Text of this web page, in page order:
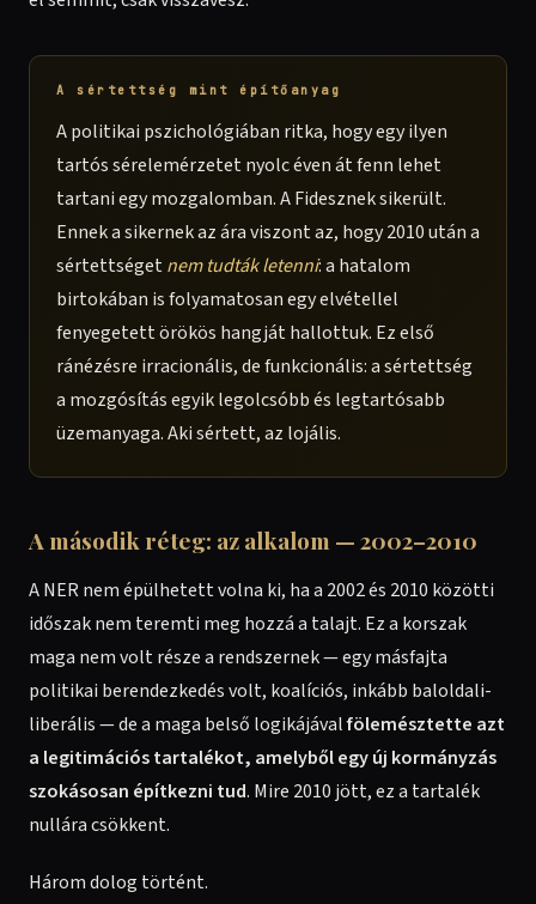
A sértettség mint építőanyag
A politikai pszichológiában ritka, hogy egy ilyen
tartós sérelemérzetet nyolc éven át fenn lehet
tartani egy mozgalomban. A Fidesznek sikerült.
Ennek a sikernek az ára viszont az, hogy 2010 után a
sértettségetnem tudták letenni: a hatalom
birtokában is folyamatosan egy elvétellel
fenyegetett örökös hangját hallottuk. Ez első
ránézésre irracionális, de funkcionális: a sértettség
a mozgósítás egyik legolcsóbb és legtartósabb
üzemanyaga. Aki sértett, az lojális.
A második réteg: az alkalom — 2002–2010
A NER nem épülhetett volna ki, ha a 2002 és 2010 közötti
időszak nem teremti meg hozzá a talajt. Ez a korszak
maga nem volt része a rendszernek — egy másfajta
politikai berendezkedés volt, koalíciós, inkább baloldali-
liberális — de a maga belső logikájávalfölemésztette azt
a legitimációs tartalékot, amelyből egy új kormányzás
szokásosan építkezni tud. Mire 2010 jött, ez a tartalék
nullára csökkent.
Három dolog történt.